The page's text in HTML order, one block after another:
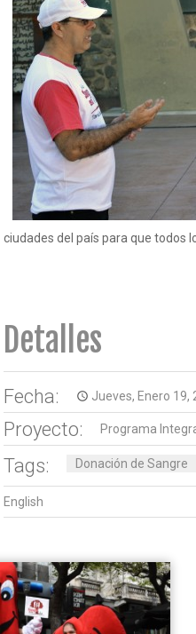
ciudades del país para que todos
Detalles
Fecha: access_time Jueves, Enero 19,
Proyecto: Programa
Tags: Donación de Sangre
English